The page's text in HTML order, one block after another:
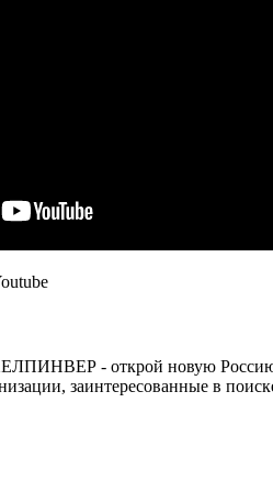
- открой новую
заинтересованные в